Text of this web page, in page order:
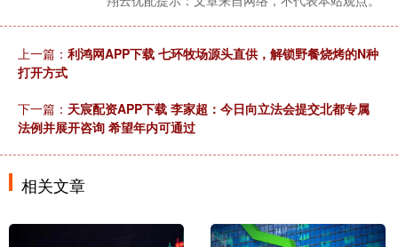
上一篇： 利鸿网APP下载 七环牧场源头直供，解锁野餐烧烤的N种
打开方式
下一篇： 天宸配资APP下载 李家超：今日向立法会提交北都专属
法例并展开咨询 希望年内可通过
相关文章